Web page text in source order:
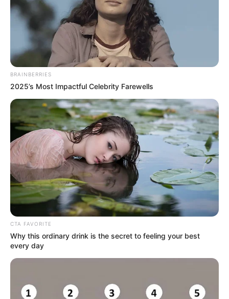
¡HORROR EN LA
BANQUETA!
ACABAN DE
ENCONTRAR A
UNA MUJER
MU3RT4 EN
PLENA VÍA
PÚBLICA Y LO
PEOR ES QUE… ¡EL
HALLAZGO QUE
BRAINBERRIES
2025’s Most Impactful Celebrity Farewells
CTA FAVORITE
Why this ordinary drink is the secret to feeling your best
every day